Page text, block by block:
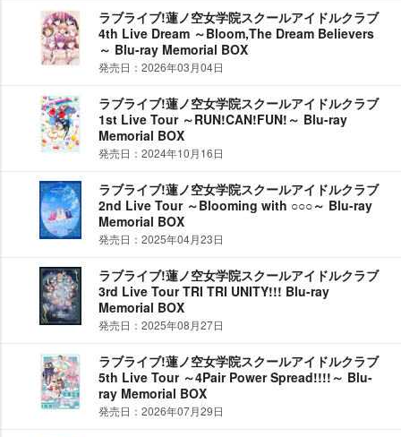
ラブライブ!蓮ノ空女学院スクールアイドルクラブ
4th Live Dream ～Bloom,The Dream Believers
～ Blu-ray Memorial BOX
発売日：2026年03月04日
ラブライブ!蓮ノ空女学院スクールアイドルクラブ
1st Live Tour ～RUN!CAN!FUN!～ Blu-ray
Memorial BOX
発売日：2024年10月16日
ラブライブ!蓮ノ空女学院スクールアイドルクラブ
2nd Live Tour ～Blooming with ○○○～ Blu-ray
Memorial BOX
発売日：2025年04月23日
ラブライブ!蓮ノ空女学院スクールアイドルクラブ
3rd Live Tour TRI TRI UNITY!!! Blu-ray
Memorial BOX
発売日：2025年08月27日
ラブライブ!蓮ノ空女学院スクールアイドルクラブ
5th Live Tour ～4Pair Power Spread!!!!～ Blu-
ray Memorial BOX
発売日：2026年07月29日